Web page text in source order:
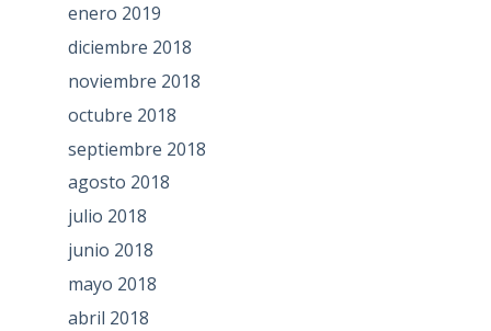
enero 2019
diciembre 2018
noviembre 2018
octubre 2018
septiembre 2018
agosto 2018
julio 2018
junio 2018
mayo 2018
abril 2018